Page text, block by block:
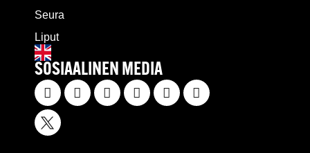
Seura
Liput
SOSIAALINEN MEDIA